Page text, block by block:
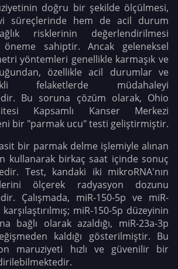
doğru bir şekilde ölçülmesi,
süreçlerinde hem de acil durum
risklerinin değerlendirilmesi
öneme sahiptir. Ancak geleneksel
yöntemleri genellikle karmaşık ve
özellikle acil durumlar ve
felaketlerde müdahaleyi
Bu soruna çözüm olarak, Ohio
Kapsamlı Kanser Merkezi
bir "parmak ucu" testi geliştirmiştir.
bir parmak delme işlemiyle alınan
kullanarak birkaç saat içinde sonuç
Test, kandaki iki mikroRNA'nın
ölçerek radyasyon dozunu
Çalışmada, miR-150-5p ve miR-
miR-150-5p düzeyinin
bağlı olarak azaldığı, miR-23a-3p
kaldığı gösterilmiştir. Bu
maruziyeti hızlı ve güvenilir bir